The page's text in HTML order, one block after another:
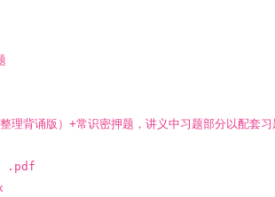
诵版）+常识密押题，讲义中习题部分以配套
.pdf